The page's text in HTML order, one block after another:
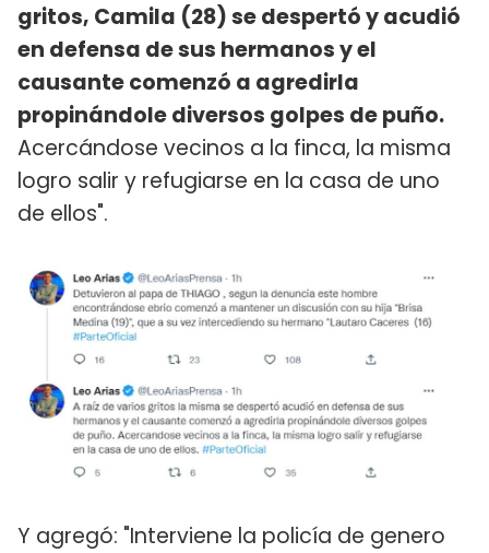
gritos, Camila (28) se despertó y acudió
en defensa de sus hermanos y el
causante comenzó a agredirla
propinándole diversos golpes de puño.
Acercándose vecinos a la finca, la misma
logro salir y refugiarse en la casa de uno
de ellos".
Y agregó: "Interviene la policía de genero